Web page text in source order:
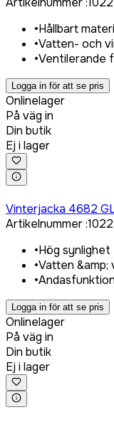
•Hållbart
•Vatten- och
•Ventilerande
Logga in för att se pris
Onlinelager
På väg in
Din butik
Ej i lager
Vinterjacka 4682
Artikelnummer:
•Hög synlighet
•Vatten &amp;
•Andasfunktion
Logga in för att se pris
Onlinelager
På väg in
Din butik
Ej i lager